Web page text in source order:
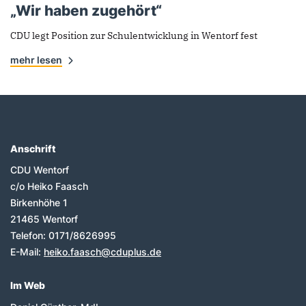
„Wir haben zugehört“
CDU legt Position zur Schulentwicklung in Wentorf fest
mehr lesen
Fußbereich
Anschrift
CDU Wentorf
c/o Heiko Faasch
Birkenhöhe 1
21465 Wentorf
Telefon: 0171/8626995
E-Mail: heiko.faasch@cduplus.de
Im Web